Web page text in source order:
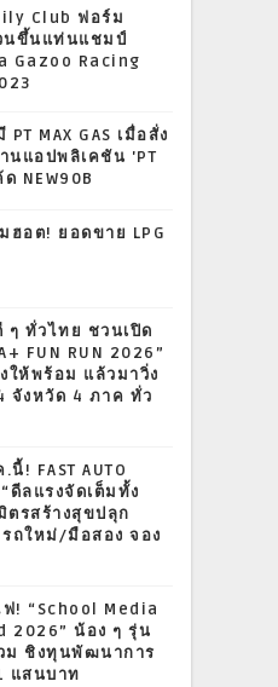
Club ฟอร์ม
นขึ้นแท่นแชมป์
Gazoo Racing
MAX GAS เมื่อสั่ง
นแอปพลิเคชัน 'PT
NEW90B
ฮอต! ยอดขาย LPG
ๆ ทั่วไทย ชวนเปิด
FUN RUN 2026”
ให้พร้อม แล้วมาวิ่ง
จังหวัด 4 ภาค ทั่ว
! FAST AUTO
ดีลแรงจัดเต็มทั้ง
ตรสร้างสุขปลุก
ถใหม่/มือสอง จอง
! “School Media
2026” น้อง ๆ รุ่น
ม ชิงทุนพัฒนาการ
แสนบาท